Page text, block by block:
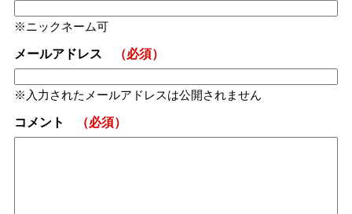
ニックネーム可
メールアドレス （必須）
入力されたメールアドレスは公開されません
コメント （必須）